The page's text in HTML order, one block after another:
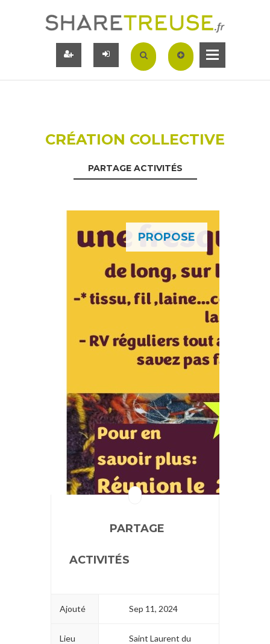
CRÉATION COLLECTIVE
PARTAGE ACTIVITÉS
PROPOSE
PARTAGE
ACTIVITÉS
Ajouté Sep 11, 2024
Lieu
Saint Laurent du